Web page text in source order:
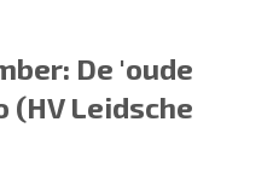
De 'oude
Leidsche